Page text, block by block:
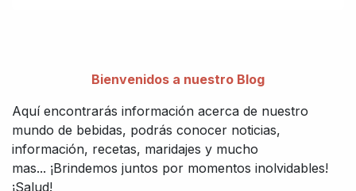
Bienvenidos a nuestro Blog
Aquí encontrarás información acerca de nuestro
mundo de bebidas, podrás conocer noticias,
información, recetas, maridajes y mucho
mas... ¡Brindemos juntos por momentos inolvidables!
¡Salud!